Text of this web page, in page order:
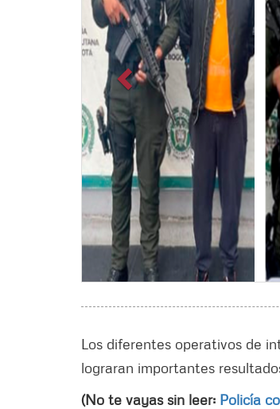
Los diferentes operativos de
lograran importantes
(No te vayas sin leer: Policía